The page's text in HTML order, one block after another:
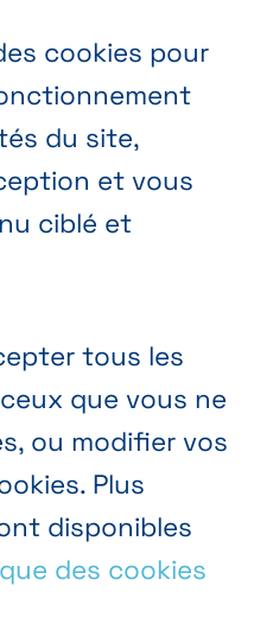
de vente
cookies pour
du site,
et vous
ciblé et
tous les
que vous ne
ou modifier vos
Plus
disponibles
des cookies